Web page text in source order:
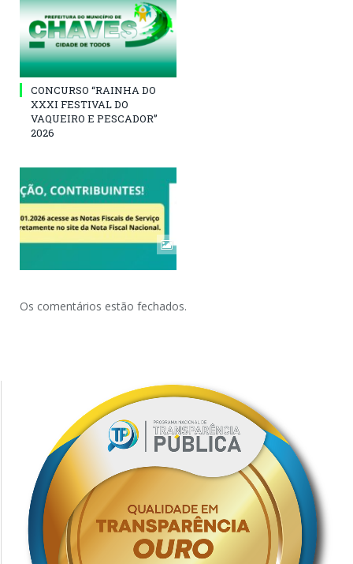
CONCURSO “RAINHA DO
XXXI FESTIVAL DO
VAQUEIRO E PESCADOR”
2026
Os comentários estão fechados.